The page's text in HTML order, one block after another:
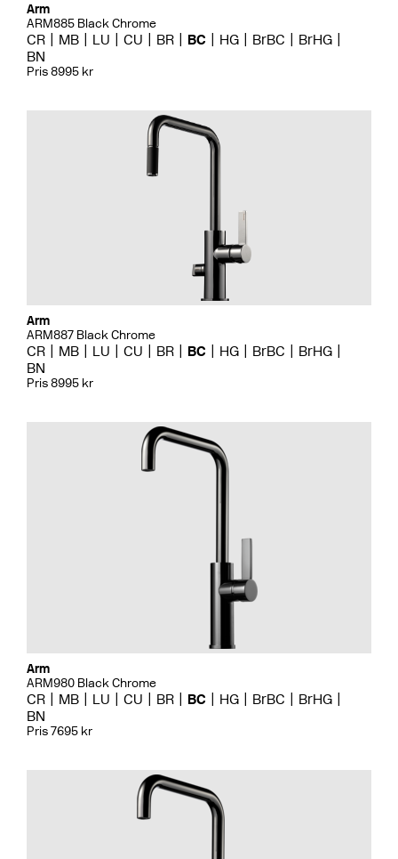
Arm
ARM885 Black Chrome
CR MB LU CU BR BC HG BrBC
BrHG
BN
Pris 8995 kr
Arm
ARM887 Black Chrome
CR MB LU CU BR BC HG BrBC
BrHG
BN
Pris 8995 kr
Arm
ARM980 Black Chrome
CR MB LU CU BR BC HG BrBC
BrHG
BN
Pris 7695 kr